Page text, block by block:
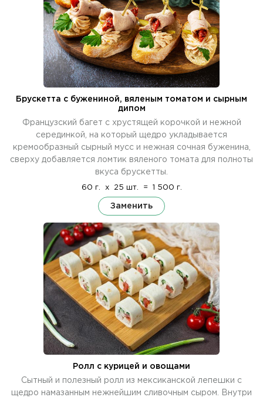
Брускетта с бужениной, вяленым томатом и сырным
дипом
Французский багет с хрустящей корочкой и нежной
серединкой, на который щедро укладывается
кремообразный сырный мусс и нежная сочная буженина,
сверху добавляется ломтик вяленого томата для полноты
вкуса брускетты.
60 г. x 25 шт. = 1 500 г.
Заменить
Ролл с курицей и овощами
Сытный и полезный ролл из мексиканской лепешки с
щедро намазанным нежнейшим сливочным сыром. Внутри